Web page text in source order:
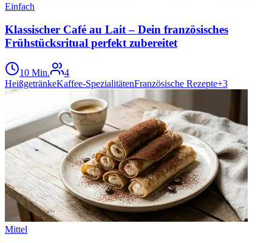
Einfach
Klassischer Café au Lait – Dein französisches
Frühstücksritual perfekt zubereitet
10 Min.
4
HeißgetränkeKaffee-SpezialitätenFranzösische Rezepte+3
Mittel